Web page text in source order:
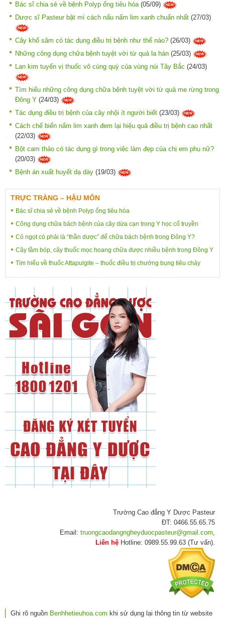
Bác sĩ chia sẻ về bệnh Polyp ống tiêu hóa(05/09)
Dược sĩ Pasteur bật mí cách nấu nấm lim xanh chuẩn nhất (27/03)
Cây khổ sâm có tác dụng điều trị bệnh như thế nào? (26/03)
Những công dụng chữa bệnh tuyệt vời từ quả la hán (25/03)
Lan kim tuyến vị thuốc vô cùng quý của vùng núi Tây Bắc (24/03)
Tìm hiểu những công dụng chữa bệnh tuyệt vời từ quả me rừng trong
Đông Y (24/03)
Tác dụng điều trị bệnh của cây nhội ít người biết (23/03)
Cách chế biến nấm lim xanh đem lại hiệu quả điều trị bệnh cao nhất
(22/03)
Bột cam thảo có tác dụng gì trong việc làm đẹp của chị em phụ nữ?
(20/03)
Bệnh án xuất huyết dạ dày (19/03)
TRỰC TRÀNG – HẬU MÔN
Bác sĩ chia sẻ về bệnh Polyp ống tiêu hóa
Công dụng chữa bách bệnh của cây dừa cạn trong Y học cổ truyền
Cỏ ngọt có phải là “thần dược” để chữa bách bệnh trong Đông Y?
Cây tầm bóp, cây thuốc mọc hoang chữa được nhiều bệnh trong Đông Y
Tìm hiểu về thuốc Attapulgite – thuốc điều trị chướng bụng tiêu chảy
Trường Cao đẳng Y Dược Pasteur
ĐT: 0466.55.65.75
Email: truongcaodangngheyduocpasteur@gmail.com,
Liên hệ Hotline: 0989.55.99.63 (Tư vấn).
Ghi rõ nguồn Benhhetieuhoa.com khi sử dụng lại thông tin từ website